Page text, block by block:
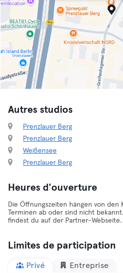
Autres studios
Prenzlauer Berg
Prenzlauer Berg
Weißensee
Prenzlauer Berg
Heures d'ouverture
Die Öffnungszeiten hängen von
Terminen ab oder sind nicht
findest du auf der Partner-Webseite.
Limites de participation
Privé Entreprise